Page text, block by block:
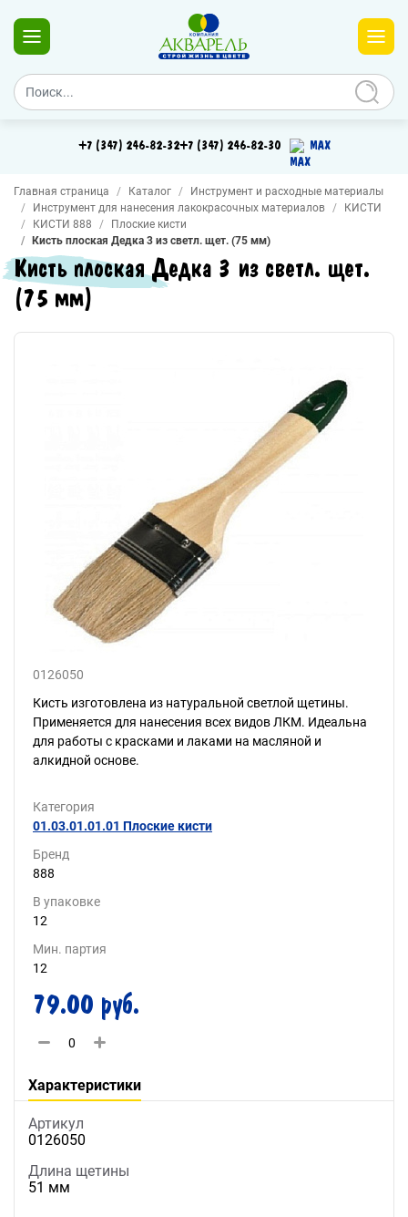
+7 (347) 246-82-32+7 (347) 246-82-30 MAX
Главная страница Каталог
Инструмент и расходные материалы
Инструмент для нанесения лакокрасочных материалов
КИСТИ
КИСТИ 888
Плоские кисти
Кисть плоская Дедка 3 из светл. щет. (75 мм)
Кисть плоская Дедка 3 из светл. щет.
(75 мм)
0126050
Кисть изготовлена из натуральной светлой щетины.
Применяется для нанесения всех видов ЛКМ. Идеальна
для работы с красками и лаками на масляной и
алкидной основе.
Категория
01.03.01.01.01 Плоские кисти
Бренд
888
В упаковке
12
Мин. партия
12
79.00 руб.
Характеристики
Артикул
0126050
Длина щетины
51 мм